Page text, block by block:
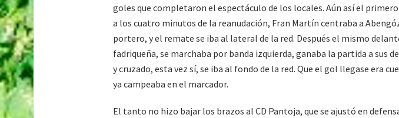
goles que completaron el espectáculo de los locales. Aún así el primero
a los cuatro minutos de la reanudación, Fran Martín centraba a
portero, y el remate se iba al lateral de la red. Después el mismo
fadriqueña, se marchaba por banda izquierda, ganaba la partida a sus
y cruzado, esta vez sí, se iba al fondo de la red. Que el gol llegase era
ya campeaba en el marcador.
El tanto no hizo bajar los brazos al CD Pantoja, que se ajustó en